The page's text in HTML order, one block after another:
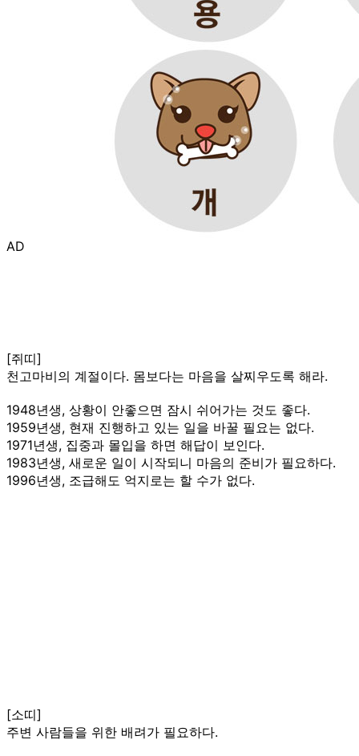
AD
[쥐띠]
천고마비의 계절이다. 몸보다는 마음을 살찌우도록 해라.
1948년생, 상황이 안좋으면 잠시 쉬어가는 것도 좋다.
1959년생, 현재 진행하고 있는 일을 바꿀 필요는 없다.
1971년생, 집중과 몰입을 하면 해답이 보인다.
1983년생, 새로운 일이 시작되니 마음의 준비가 필요하다.
1996년생, 조급해도 억지로는 할 수가 없다.
[소띠]
주변 사람들을 위한 배려가 필요하다.